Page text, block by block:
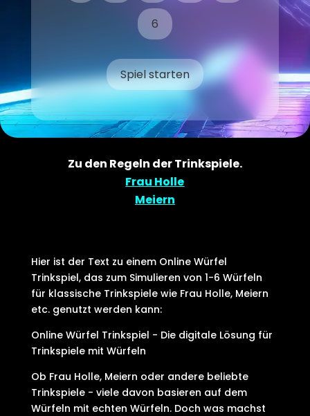
6
Spiel starten
Zu den Regeln der Trinkspiele.
Frau Holle
Meiern
Hier ist der Text zu einem Online Würfel
Trinkspiel, das zum Simulieren von 1-6 Würfeln
für klassische Trinkspiele wie Frau Holle, Meiern
etc. genutzt werden kann:
Online Würfel Trinkspiel - Die digitale Lösung für
Trinkspiele mit Würfeln
Ob Frau Holle, Meiern oder andere beliebte
Trinkspiele - viele davon basieren auf dem
Würfeln mit echten Würfeln. Doch was machst